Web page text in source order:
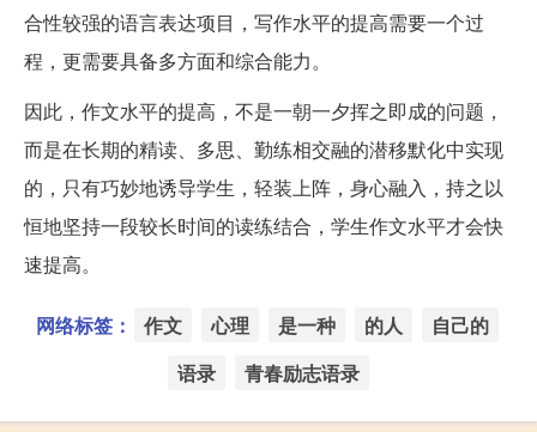
合性较强的语言表达项目，写作水平的提高需要一个过
程，更需要具备多方面和综合能力。
因此，作文水平的提高，不是一朝一夕挥之即成的问题，
而是在长期的精读、多思、勤练相交融的潜移默化中实现
的，只有巧妙地诱导学生，轻装上阵，身心融入，持之以
恒地坚持一段较长时间的读练结合，学生作文水平才会快
速提高。
网络标签： 作文 心理 是一种 的人
自己的
语录
青春励志语录